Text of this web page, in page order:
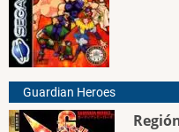
Guardian Heroes